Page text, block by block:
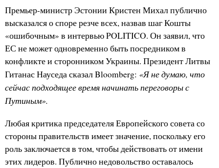
Премьер-министр Эстонии Кристен Михал публично
высказался о споре резче всех, назвав шаг Кошты
«ошибочным» в интервью POLITICO. Он заявил, что
ЕС не может одновременно быть посредником в
конфликте и сторонником Украины. Президент Литвы
Гитанас Науседа сказал Bloomberg: «Я не думаю, что
сейчас подходящее время начинать переговоры с
Путиным».
Любая критика председателя Европейского совета со
стороны правительств имеет значение, поскольку его
роль заключается в том, чтобы действовать от имени
этих лидеров. Публично недовольство оставалось